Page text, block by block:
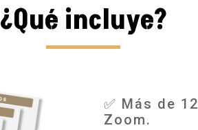
¿Qué incluye?
✅ Más de
Zoom.